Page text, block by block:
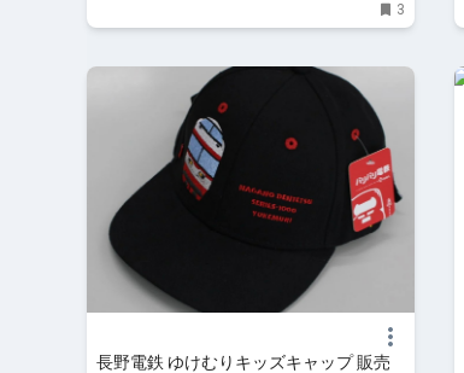
3
長野電鉄 ゆけむりキッズキャップ 販売